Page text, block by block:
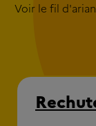
Voir le fil